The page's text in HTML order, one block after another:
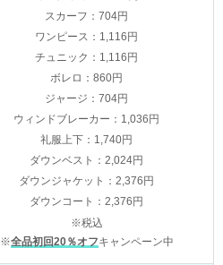
スカーフ：704円
ワンピース：1,116円
チュニック：1,116円
ボレロ：860円
ジャージ：704円
ウィンドブレーカー：1,036円
礼服上下：1,740円
ダウンベスト：2,024円
ダウンジャケット：2,376円
ダウンコート：2,376円
※税込
※全品初回20％オフキャンペーン中